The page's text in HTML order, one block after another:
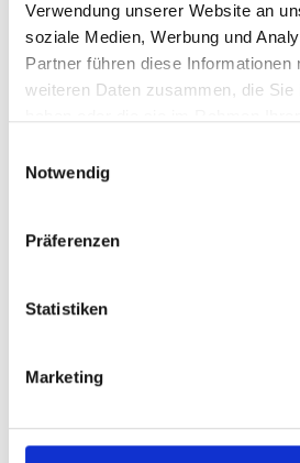
Verwendung unserer Website an
soziale Medien, Werbung und
Partner führen diese Informationen
weiteren Daten zusammen, die Sie
Notwendig
Präferenzen
Statistiken
Marketing
Murnau